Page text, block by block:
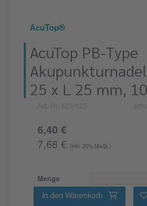
AcuTop®
AcuTop PB-Type
25 x L 25 mm,
Art.-Nr. 523-525
6,40 €
7,68 €
(inkl. 20% MwSt.)
Menge
In den Warenkorb